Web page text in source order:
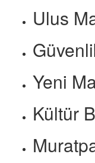
Ulus
Yeni
Kültür